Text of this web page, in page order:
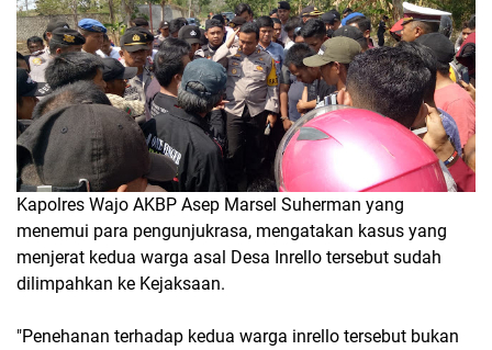
Kapolres Wajo AKBP Asep Marsel Suherman yang
menemui para pengunjukrasa, mengatakan kasus yang
menjerat kedua warga asal Desa Inrello tersebut sudah
dilimpahkan ke Kejaksaan.
"Penehanan terhadap kedua warga inrello tersebut bukan